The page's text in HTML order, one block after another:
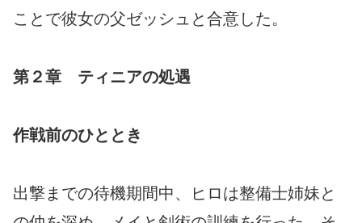
ことで彼女の父ゼッシュと合意した。
第２章 ティニアの処遇
作戦前のひととき
出撃までの待機期間中、ヒロは整備士姉妹と